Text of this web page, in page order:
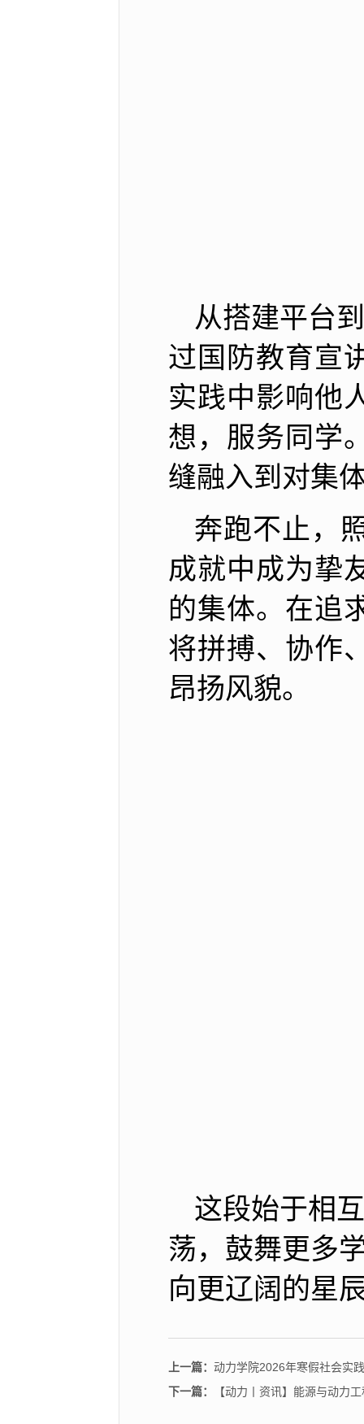
从搭建平台
过国防教育宣
实践中影响他
想，服务同学
缝融入到对集
奔跑不止，
成就中成为挚
的集体。在追
将拼搏、协作
昂扬风貌。
这段始于相
荡，鼓舞更多
向更辽阔的星
上一篇： 动力学院2026年寒假社会实
下一篇：
【动力丨资讯】能源与动力